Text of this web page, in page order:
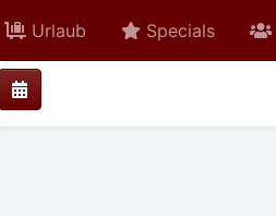
Urlaub Specials